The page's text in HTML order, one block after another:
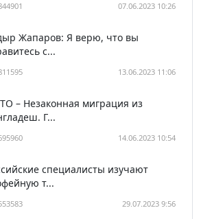
07.06.2023 10:26
Жапаров: Я верю, что вы
с...
13.06.2023 11:06
– Незаконная миграция из
Г...
14.06.2023 10:54
специалисты изучают
т...
29.07.2023 9:56